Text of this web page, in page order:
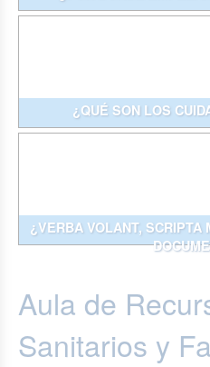
¿QUÉ SON LOS
¿VERBA VOLANT, SCRIPTA
Aula de
Sanitarios y